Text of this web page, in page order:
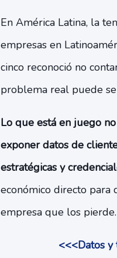
En América Latina, la
empresas en
cinco reconoció no
problema real puede
Lo que está en juego
exponer datos de
estratégicas y
económico directo para
empresa que los pierde.
<<<Datos